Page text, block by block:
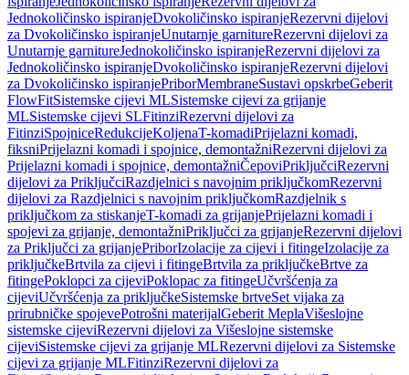
Jednokoličinsko ispiranjeDvokoličinsko ispiranjeRezervni dijelovi
za Dvokoličinsko ispiranjeUnutarnje garnitureRezervni dijelovi za
Unutarnje garnitureJednokoličinsko ispiranjeRezervni dijelovi za
Jednokoličinsko ispiranjeDvokoličinsko ispiranjeRezervni dijelovi
za Dvokoličinsko ispiranjePriborMembraneSustavi opskrbeGeberit
FlowFitSistemske cijevi MLSistemske cijevi za grijanje
MLSistemske cijevi SLFitinziRezervni dijelovi za
FitinziSpojniceRedukcijeKoljenaT-komadiPrijelazni komadi,
fiksniPrijelazni komadi i spojnice, demontažniRezervni dijelovi za
Prijelazni komadi i spojnice, demontažniČepoviPriključciRezervni
dijelovi za PriključciRazdjelnici s navojnim priključkomRezervni
dijelovi za Razdjelnici s navojnim priključkomRazdjelnik s
priključkom za stiskanjeT-komadi za grijanjePrijelazni komadi i
spojevi za grijanje, demontažniPriključci za grijanjeRezervni dijelovi
za Priključci za grijanjePriborIzolacije za cijevi i fitingeIzolacije za
priključkeBrtvila za cijevi i fitingeBrtvila za priključkeBrtve za
fitingePoklopci za cijeviPoklopac za fitingeUčvršćenja za
cijeviUčvršćenja za priključkeSistemske brtveSet vijaka za
prirubničke spojevePotrošni materijalGeberit MeplaVišeslojne
sistemske cijeviRezervni dijelovi za Višeslojne sistemske
cijeviSistemske cijevi za grijanje MLRezervni dijelovi za Sistemske
cijevi za grijanje MLFitinziRezervni dijelovi za